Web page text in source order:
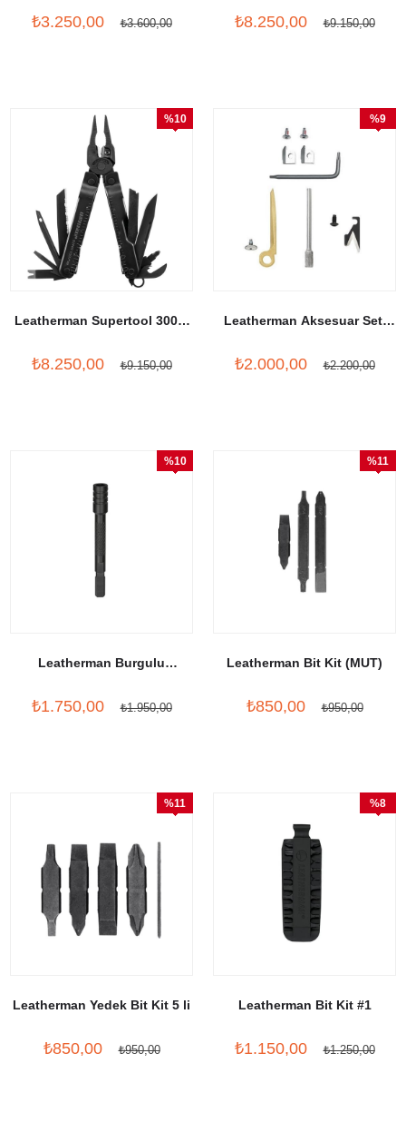
₺3.250,00 ₺3.600,00 ₺8.250,00 ₺9.150,00
Leatherman Supertool 300M
₺8.250,00 ₺9.150,00
%10
Leatherman Aksesuar Seti
₺2.000,00 ₺2.200,00
%9
Leatherman Burgulu
₺1.750,00 ₺1.950,00
%10
Leatherman Bit Kit (MUT)
₺850,00 ₺950,00
%11
Leatherman Yedek Bit Kit 5 li
₺850,00 ₺950,00
%11
Leatherman Bit Kit #1
₺1.150,00 ₺1.250,00
%8